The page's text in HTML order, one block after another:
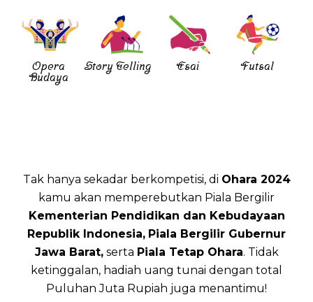
Opera
Budaya
Story Telling Esai Futsal
Tak hanya sekadar berkompetisi, di Ohara 2024
kamu akan memperebutkan Piala Bergilir
Kementerian Pendidikan dan Kebudayaan
Republik Indonesia, Piala Bergilir Gubernur
Jawa Barat,serta Piala Tetap Ohara. Tidak
ketinggalan, hadiah uang tunai dengan total
Puluhan Juta Rupiah juga menantimu!